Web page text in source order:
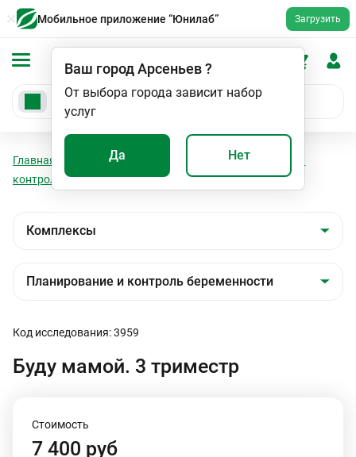
Мобильное приложение “Юнилаб” Загрузить
Ваш городАрсеньев?
От выбора города зависит набор
услуг
Да Нет
Главная Анализы
Планирование и
контроль беременности
Буду мамой. 3 триместр
Код исследования: 3959
Буду мамой. 3 триместр
Стоимость
7 400 руб